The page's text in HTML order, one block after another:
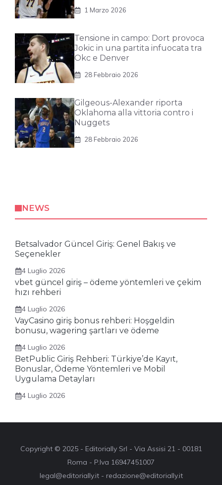
1 Marzo 2026
Tensione in campo: Dort provoca
Jokic in una partita infuocata tra
Okc e Denver
28 Febbraio 2026
Gilgeous-Alexander riporta
Oklahoma alla vittoria contro i
Nuggets
28 Febbraio 2026
NEWS
Betsalvador Güncel Giriş: Genel Bakış ve
Seçenekler
4 Luglio 2026
vbet güncel giriş – ödeme yöntemleri ve çekim
hızı rehberi
4 Luglio 2026
VayCasino giriş bonus rehberi: Hoşgeldin
bonusu, wagering şartları ve ödeme
4 Luglio 2026
BetPublic Giriş Rehberi: Türkiye’de Kayıt,
Bonuslar, Ödeme Yöntemleri ve Mobil
Uygulama Detayları
4 Luglio 2026
Copyright © 2025 - Editorially Srl - Via Assisi 21 - 00181
Roma - P.Iva 16947451007
legal@editorially.it - redazione@editorially.it